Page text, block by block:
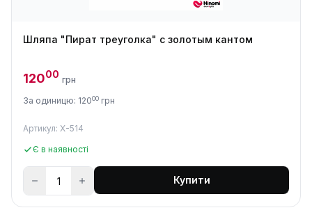
Шляпа "Пират треуголка" с золотым кантом
12000 грн
За одиницю: 12000 грн
Артикул: X-514
Є в наявності
Купити